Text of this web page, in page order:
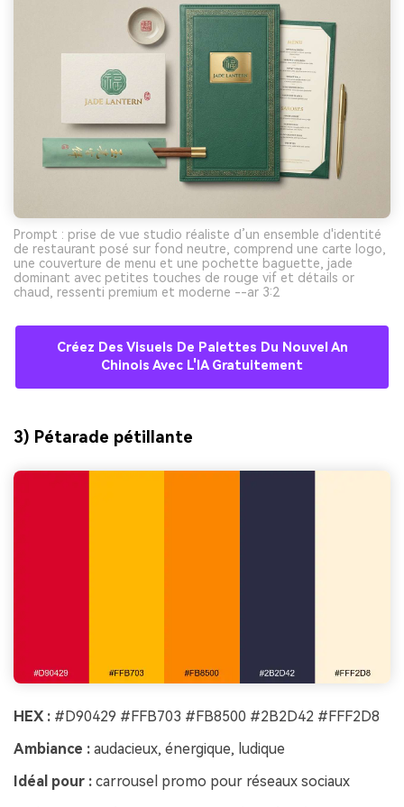
Prompt : prise de vue studio réaliste d’un ensemble d'identité
de restaurant posé sur fond neutre, comprend une carte logo,
une couverture de menu et une pochette baguette, jade
dominant avec petites touches de rouge vif et détails or
chaud, ressenti premium et moderne --ar 3:2
Créez Des Visuels De Palettes Du Nouvel An
Chinois Avec L'IA Gratuitement
3) Pétarade pétillante
HEX : #D90429 #FFB703 #FB8500 #2B2D42 #FFF2D8
Ambiance : audacieux, énergique, ludique
Idéal pour : carrousel promo pour réseaux sociaux